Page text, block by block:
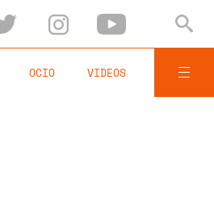
OCIO VIDEOS